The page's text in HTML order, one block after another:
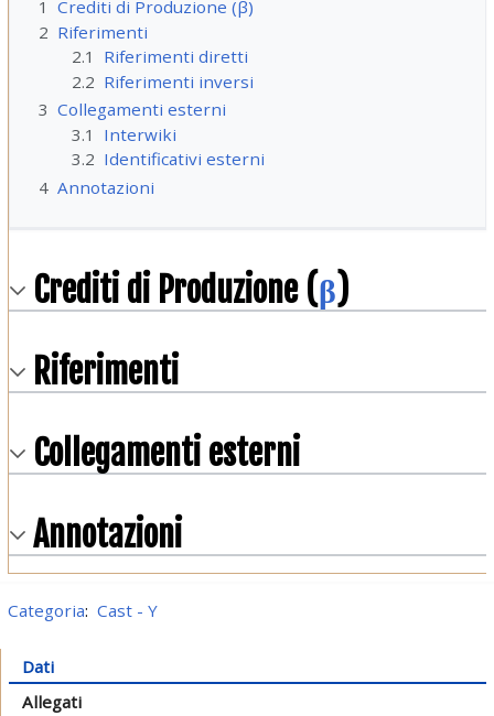
1 Crediti di Produzione (β)
2 Riferimenti
2.1
Riferimenti diretti
2.2 Riferimenti inversi
3 Collegamenti esterni
3.1
Interwiki
3.2 Identificativi esterni
4 Annotazioni
Crediti di Produzione (β)
Riferimenti
Collegamenti esterni
Annotazioni
Categoria: Cast - Y
Dati
Allegati